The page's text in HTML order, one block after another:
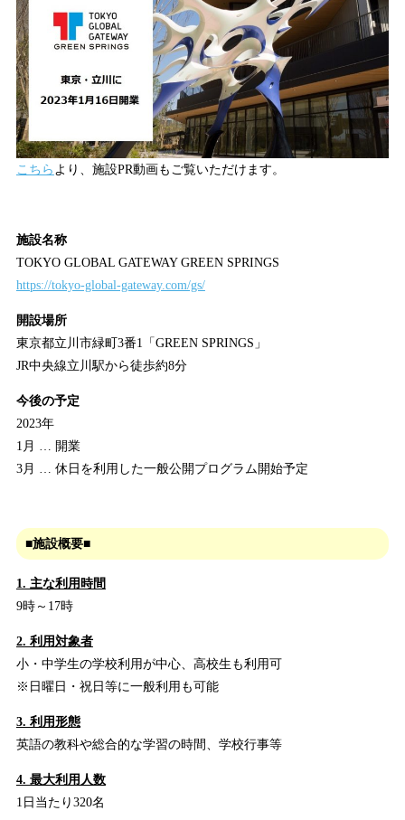
こちら より、施設PR動画もご覧いただけます。
施設名称
TOKYO GLOBAL GATEWAY GREEN SPRINGS
https://tokyo-global-gateway.com/gs/
開設場所
東京都立川市緑町3番1「GREEN SPRINGS」
JR中央線立川駅から徒歩約8分
今後の予定
2023年
1月 … 開業
3月 … 休日を利用した一般公開プログラム開始予定
■施設概要■
1. 主な利用時間
9時～17時
2. 利用対象者
小・中学生の学校利用が中心、高校生も利用可
※日曜日・祝日等に一般利用も可能
3. 利用形態
英語の教科や総合的な学習の時間、学校行事等
4. 最大利用人数
1日当たり320名